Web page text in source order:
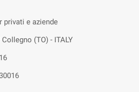
privati e aziende
(TO) - ITALY